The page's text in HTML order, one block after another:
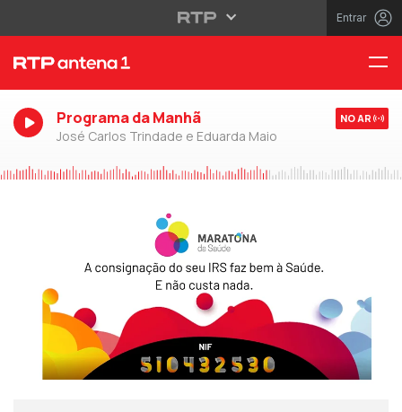
Entrar
Programa da Manhã
José Carlos Trindade e Eduarda Maio
NO AR